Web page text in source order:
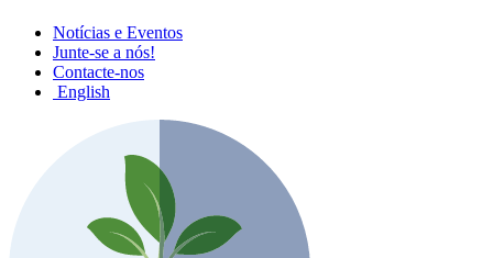
Notícias e Eventos
Junte-se a nós!
Contacte-nos
English